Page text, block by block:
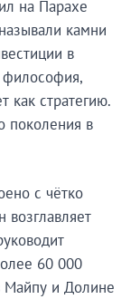
на Парахе
камни
в
философия,
как стратегию.
поколения в
с чётко
возглавляет
60 000
Майпу и Долине